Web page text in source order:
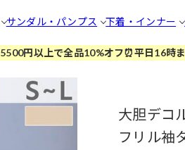
サンダル・パンプス 下着・インナー
5500円以上で全品10%オフ⏰平日16時
大胆デコ
フリル袖